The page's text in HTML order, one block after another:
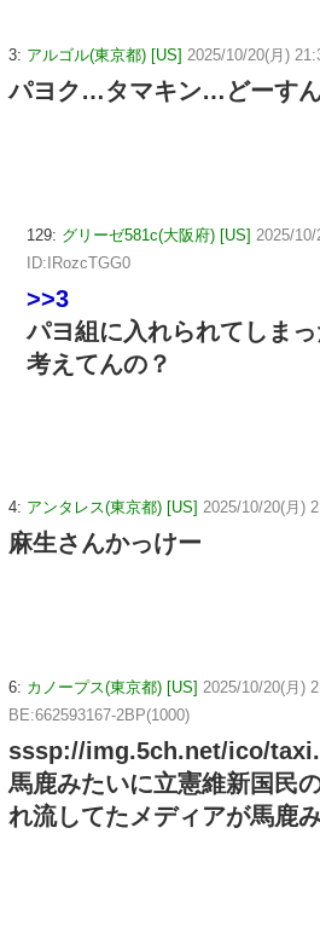
3: アルゴル(東京都) [US] 2025/10/20(月)
パヨク…タマキン…どーす
129: グリーゼ581c(大阪府) [US] 2025/
ID:IRozcTGG0
>>3
パヨ組に入れられてしま
考えてんの？
4: アンタレス(東京都) [US] 2025/10/20(月)
麻生さんかっけー
6: カノープス(東京都) [US] 2025/10/20(月)
BE:662593167-2BP(1000)
sssp://img.5ch.net/ico/
馬鹿みたいに立憲維新国民
れ流してたメディアが馬鹿